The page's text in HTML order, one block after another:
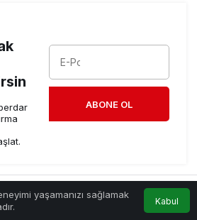
ABONE OL
yaşamanızı sağlamak
Kabul